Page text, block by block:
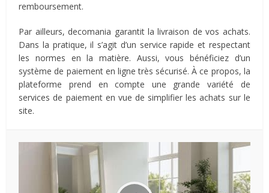
remboursement.
Par ailleurs, decomania garantit la livraison de vos achats.
Dans la pratique, il s’agit d’un service rapide et respectant
les normes en la matière. Aussi, vous bénéficiez d’un
système de paiement en ligne très sécurisé. À ce propos, la
plateforme prend en compte une grande variété de
services de paiement en vue de simplifier les achats sur le
site.